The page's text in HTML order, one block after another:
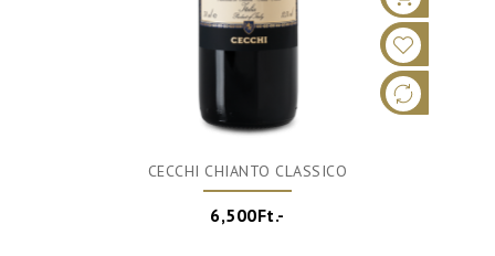
CECCHI CHIANTO CLASSICO
6,500Ft.-